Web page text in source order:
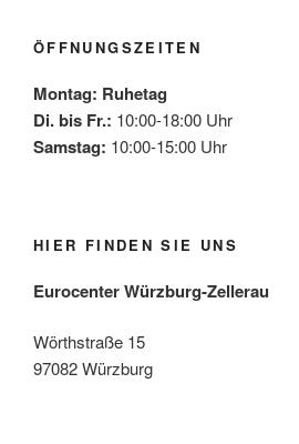
ÖFFNUNGSZEITEN
Montag: Ruhetag
Di. bis Fr.: 10:00-18:00 Uhr
Samstag: 10:00-15:00 Uhr
HIER FINDEN SIE UNS
Eurocenter Würzburg-Zellerau
Wörthstraße 15
97082 Würzburg